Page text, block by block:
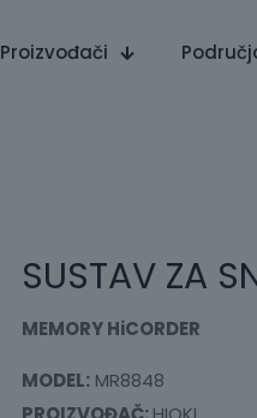
Proizvođači
SUSTAV ZA
MEMORY HiCORDER
MODEL: MR8848